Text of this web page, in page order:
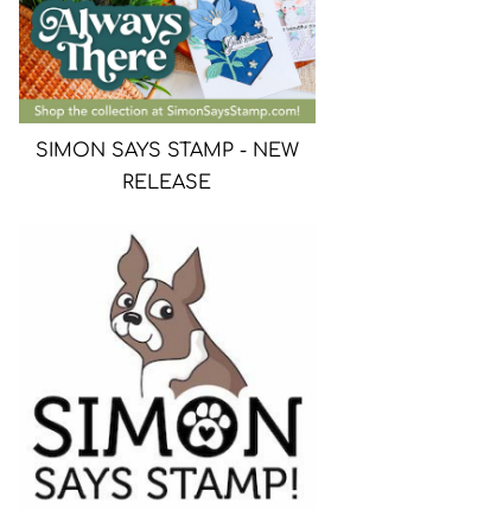
SIMON SAYS STAMP - NEW
RELEASE